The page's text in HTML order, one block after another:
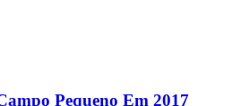
Pequeno Em 2017